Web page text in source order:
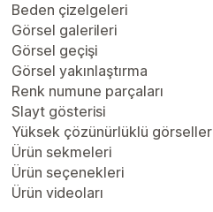
Beden çizelgeleri
Görsel galerileri
Görsel geçişi
Görsel yakınlaştırma
Renk numune parçaları
Slayt gösterisi
Yüksek çözünürlüklü görseller
Ürün sekmeleri
Ürün seçenekleri
Ürün videoları